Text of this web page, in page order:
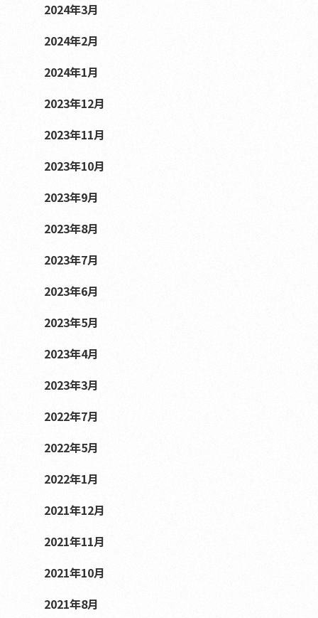
2024年3月
2024年2月
2024年1月
2023年12月
2023年11月
2023年10月
2023年9月
2023年8月
2023年7月
2023年6月
2023年5月
2023年4月
2023年3月
2022年7月
2022年5月
2022年1月
2021年12月
2021年11月
2021年10月
2021年8月